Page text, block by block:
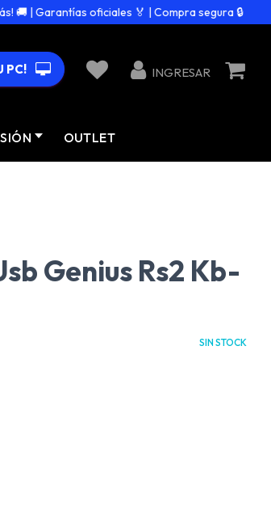
| Garantías oficiales 🏅 | Compra segura 🔒
PC! INGRESAR
OUTLET
Genius Rs2 Kb-
SIN STOCK